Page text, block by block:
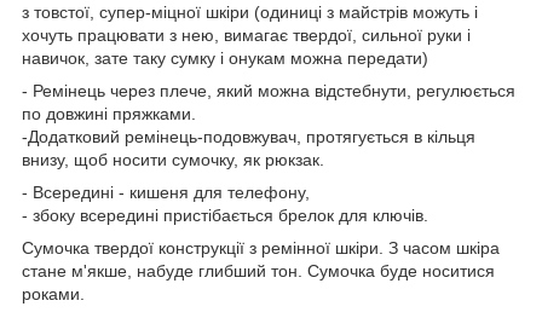
з товстої, супер-міцної шкіри (одиниці з майстрів можуть і
хочуть працювати з нею, вимагає твердої, сильної руки і
навичок, зате таку сумку і онукам можна передати)
- Ремінець через плече, який можна відстебнути, регулюється
по довжині пряжками.
-Додатковий ремінець-подовжувач, протягується в кільця
внизу, щоб носити сумочку, як рюкзак.
- Всередині - кишеня для телефону,
- збоку всередині пристібається брелок для ключів.
Сумочка твердої конструкції з ремінної шкіри. З часом шкіра
стане м'якше, набуде глибший тон. Сумочка буде носитися
роками.